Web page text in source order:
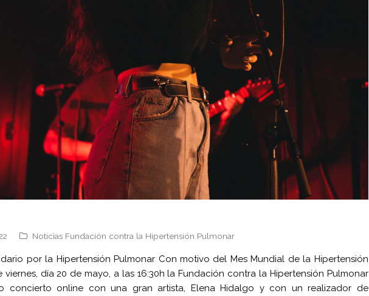
Noticias Fundación contra la Hipertensión Pulmonar
por la Hipertensión Pulmonar Con motivo del Mes Mundial de la Hipertensión
viernes, día 20 de mayo, a las 16:30h la Fundación contra la Hipertensión Pulmonar
concierto online con una gran artista, Elena Hidalgo y con un realizador de